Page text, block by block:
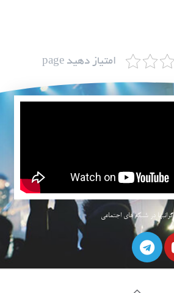
امتیاز دهید page
گرانبها در شبکه های اجتماعی